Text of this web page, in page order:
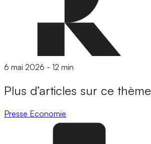
6 mai 2026 - 12 min
Plus d’articles sur ce thème
Presse Economie